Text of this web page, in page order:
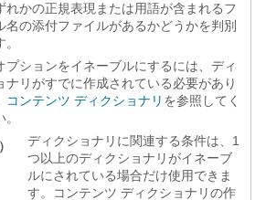
れかの正規表現または用語が含まれるフ
名の添付ファイルがあるかどうかを判別
プションをイネーブルにするには、ディ
ナリがすでに作成されている必要があり
コンテンツ ディクショナリ を参照してく
ディクショナリに関連する条件は、1
つ以上のディクショナリがイネーブ
ルにされている場合だけ使用できま
す。コンテンツ ディクショナリの作